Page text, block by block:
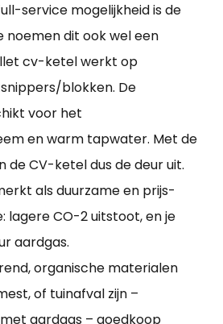
service mogelijkheid is de
noemen dit ook wel een
cv-ketel werkt op
blokken. De
voor het
en warm tapwater. Met de
de CV-ketel dus de deur uit.
als duurzame en prijs-
lagere CO-2 uitstoot, en je
aardgas.
organische materialen
of tuinafval zijn –
aardgas – goedkoop